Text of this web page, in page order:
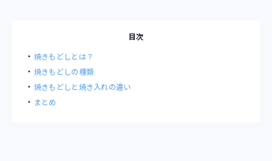
目次
焼きもどしとは？
焼きもどしの種類
焼きもどしと焼き入れの違い
まとめ